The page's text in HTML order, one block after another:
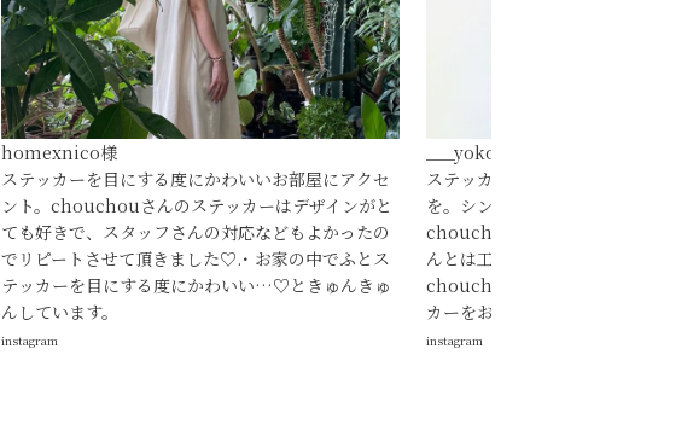
homexnico様
ステッカーを目にする度にかわいいお部屋にアクセ
ント。chouchouさんのステッカーはデザインがと
ても好きで、スタッフさんの対応などもよかったの
でリピートさせて頂きました♡.･ お家の中でふとス
テッカーを目にする度にかわいい…♡ときゅんきゅ
んしています。
instagram
___yoko.rty様
ステッカーのためのガラス戸これ
を。シンプルなおうちも華やかに
chouchouのステッカー。ディレ
んとは工務店が同じで、まださき
chouchouを始めたばかりの頃か
カーをおうちに取り入れてさせて
instagram